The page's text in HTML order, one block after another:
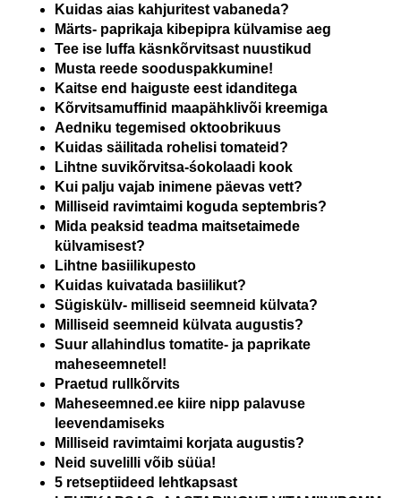
Kuidas aias kahjuritest vabaneda?
Märts- paprikaja kibepipra külvamise aeg
Tee ise luffa käsnkõrvitsast nuustikud
Musta reede sooduspakkumine!
Kaitse end haiguste eest idanditega
Kõrvitsamuffinid maapähklivõi kreemiga
Aedniku tegemised oktoobrikuus
Kuidas säilitada rohelisi tomateid?
Lihtne suvikõrvitsa-śokolaadi kook
Kui palju vajab inimene päevas vett?
Milliseid ravimtaimi koguda septembris?
Mida peaksid teadma maitsetaimede
külvamisest?
Lihtne basiilikupesto
Kuidas kuivatada basiilikut?
Sügiskülv- milliseid seemneid külvata?
Milliseid seemneid külvata augustis?
Suur allahindlus tomatite- ja paprikate
maheseemnetel!
Praetud rullkõrvits
Maheseemned.ee kiire nipp palavuse
leevendamiseks
Milliseid ravimtaimi korjata augustis?
Neid suvelilli võib süüa!
5 retseptiideed lehtkapsast